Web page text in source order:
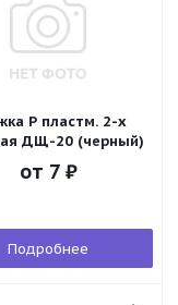
Р пластм. 2-х
ДЩ-20 (черный)
от 7 ₽
Подробнее